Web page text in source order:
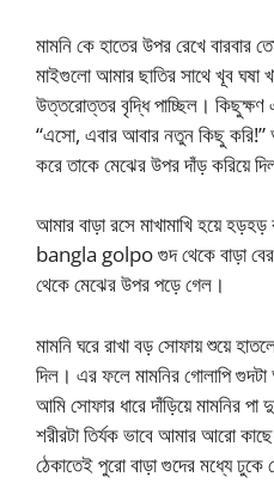
মামনি কে হাতের উপর রেখে বারবার
মাইগুলো আমার ছাতির সাথে খূব ঘষা
উত্তরোত্তর বৃদ্ধি পাচ্ছিল। কিছুক্ষণ
“এসো, এবার আবার নতুন কিছু করি!”
করে তাকে মেঝের উপর দাঁড় করিয়ে
আমার বাড়া রসে মাখামাখি হয়ে
bangla golpo গুদ থেকে বাড়া
থেকে মেঝের উপর পড়ে গেল।
মামনি ঘরে রাখা বড় সোফায় শুয়ে
দিল। এর ফলে মামনির গোলাপি
আমি সোফার ধারে দাঁড়িয়ে মামনির
শরীরটা তির্যক ভাবে আমার আরো
ঠেকাতেই পুরো বাড়া গুদের মধ্যে ঢুকে